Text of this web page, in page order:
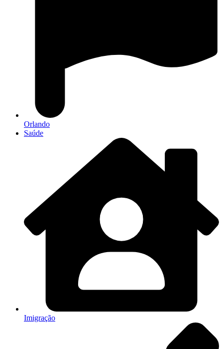
Orlando
Saúde
Imigração